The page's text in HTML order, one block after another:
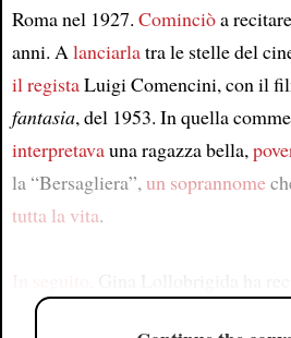
Roma nel 1927. Cominciòa recitare
anni. Alanciarlatra le stelle del
il registaLuigi Comencini, con il
fantasia, del 1953. In quella
interpretavauna ragazza bella,
la “Bersagliera”,un soprannome
tutta la vita.